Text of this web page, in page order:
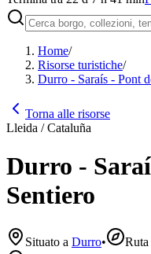
Home/
Risorse turistiche/
Durro - Saraís - Pont
Torna alle risorse
Lleida / Cataluña
Durro -
Sentiero
Situato a Durro• Ruta